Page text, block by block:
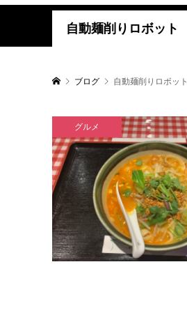
自動麺削りロボット
ブログ 自動麺削りロボット
グルメ